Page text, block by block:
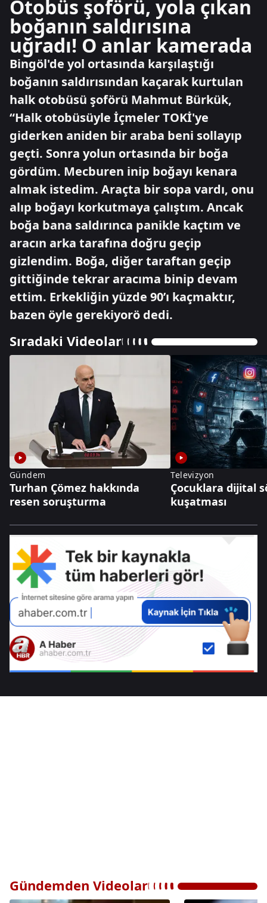
Otobüs şoförü, yola çıkan
boğanın saldırısına
uğradı! O anlar kamerada
Bingöl'de yol ortasında karşılaştığı
boğanın saldırısından kaçarak kurtulan
halk otobüsü şoförü Mahmut Bürkük,
“Halk otobüsüyle İçmeler TOKİ'ye
giderken aniden bir araba beni sollayıp
geçti. Sonra yolun ortasında bir boğa
gördüm. Mecburen inip boğayı kenara
almak istedim. Araçta bir sopa vardı, onu
alıp boğayı korkutmaya çalıştım. Ancak
boğa bana saldırınca panikle kaçtım ve
aracın arka tarafına doğru geçip
gizlendim. Boğa, diğer taraftan geçip
gittiğinde tekrar aracıma binip devam
ettim. Erkekliğin yüzde 90’ı kaçmaktır,
bazen öyle gerekiyorö dedi.
Sıradaki Videolar
Gündem
Turhan Çömez hakkında
resen soruşturma
Televizyon
Çocuklara dijital
kuşatması
Gündemden Videolar